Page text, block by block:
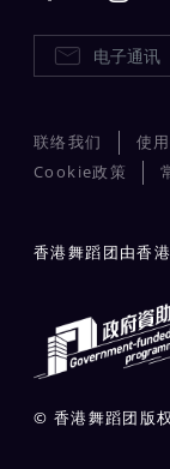
电子通讯
联络我们 使
Cookie政策
香港舞蹈团由香
© 香港舞蹈团版